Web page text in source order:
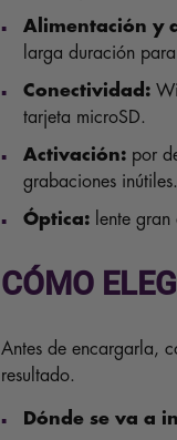
Alimentación y
larga duración
Conectividad:
tarjeta microSD.
Activación: por
grabaciones inútiles.
Óptica: lente
CÓMO
Antes de encargarla,
resultado.
Dónde se va a